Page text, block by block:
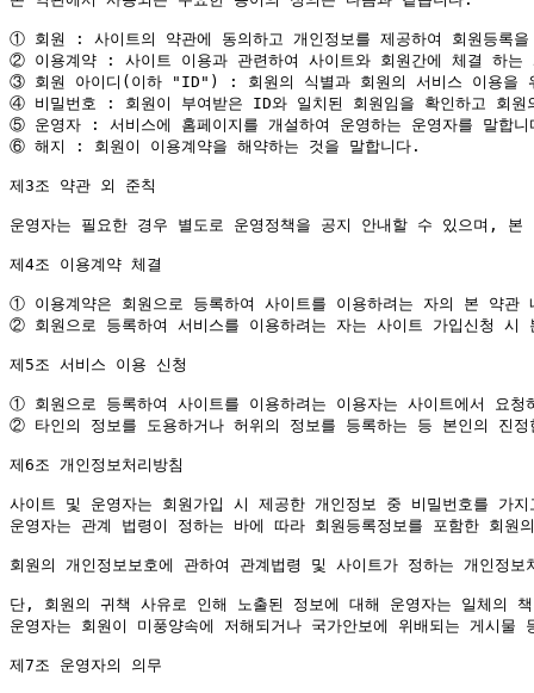
①
②
③
④
⑤
⑥ 해지 : 회원이 이용계약을 해약하는 것을 말합니다.
제3조 약관 외 준칙
운영자는 필요한 경우 별도로 운영정책을 공지 안내할 수 있으며,
제4조 이용계약 체결
①
② 회원으로 등록하여 서비스를 이용하려는 자는 사이트 가입신청
제5조 서비스 이용 신청
①
② 타인의 정보를 도용하거나 허위의 정보를 등록하는 등 본인의 진
제6조 개인정보처리방침
사이트 및 운영자는 회원가입 시 제공한 개인정보 중 비밀번호를 가
운영자는 관계 법령이 정하는 바에 따라 회원등록정보를 포함한 회원
회원의 개인정보보호에 관하여 관계법령 및 사이트가 정하는 개인정
단, 회원의 귀책 사유로 인해 노출된 정보에 대해 운영자는 일체의
운영자는 회원이 미풍양속에 저해되거나 국가안보에 위배되는 게
제7조 운영자의 의무